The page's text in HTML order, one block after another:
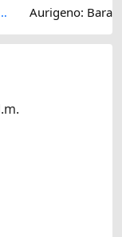
Valle Maggia - Vallemaggia